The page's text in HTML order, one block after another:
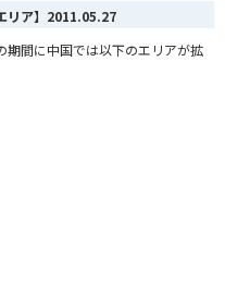
ア】 2011.05.27
間に中国では以下のエリアが拡